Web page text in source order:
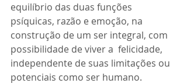
equilíbrio das duas funções
psíquicas, razão e emoção, na
construção de um ser integral, com
possibilidade de viver a  felicidade,
independente de suas limitações ou
potenciais como ser humano.